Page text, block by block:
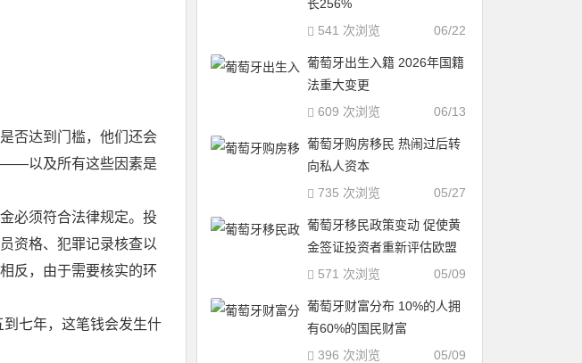
否达到门槛，他们还会
——以及所有这些因素是
必须符合法律规定。投
资格、犯罪记录核查以
反，由于需要核实的环
七年，这笔钱会发生什
长256%
06/22
541 次浏览
葡萄牙出生入籍 2026年国籍
法重大变更
06/13
609 次浏览
葡萄牙购房移民 热闹过后转
向私人资本
05/27
735 次浏览
葡萄牙移民政策变动 促使黄
金签证投资者重新评估欧盟
居留策略
05/09
571 次浏览
葡萄牙财富分布 10%的人拥
有60%的国民财富
05/09
396 次浏览